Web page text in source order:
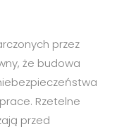
przez
że budowa
Rzetelne
przed